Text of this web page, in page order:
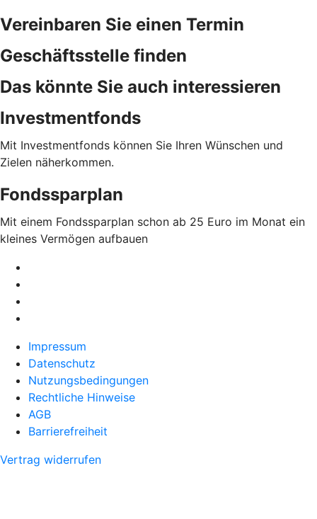
Vereinbaren Sie einen Termin
Geschäftsstelle finden
Das könnte Sie auch interessieren
Investmentfonds
Mit Investmentfonds können Sie Ihren Wünschen und
Zielen näherkommen.
Fondssparplan
Mit einem Fondssparplan schon ab 25 Euro im Monat ein
kleines Vermögen aufbauen
Impressum
Datenschutz
Nutzungsbedingungen
Rechtliche Hinweise
AGB
Barrierefreiheit
Vertrag widerrufen